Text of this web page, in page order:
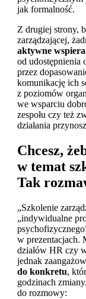
jak formalność.
Z drugiej strony,
zarządzającej,
aktywne
od udostępnienia
przez
komunikację ich
z poziomów
we wsparciu
zespołu czy też
działania
Chcesz,
w temat
Tak
„Szkolenie
„indywidualne
w prezentacjach.
działów HR czy
jednak
do konkretu,
godzinach
do rozmowy: